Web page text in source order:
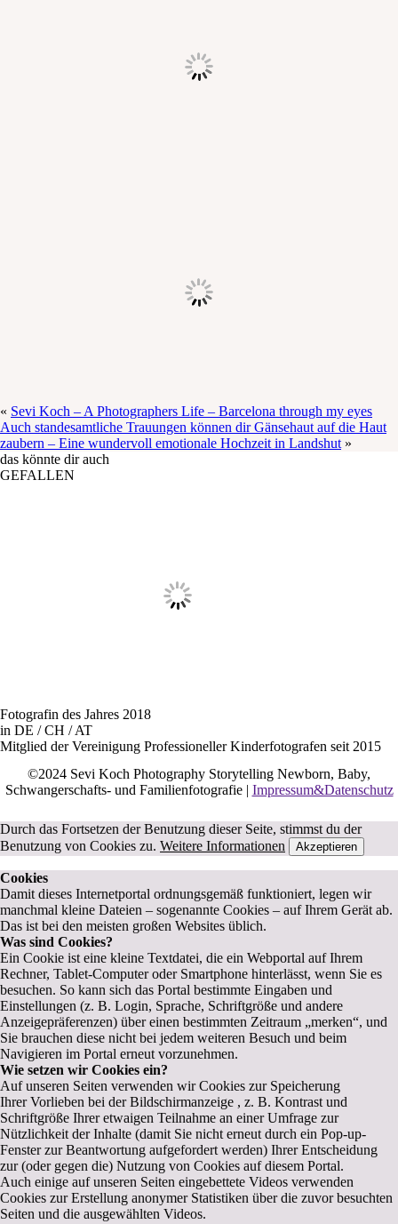
« Sevi Koch – A Photographers Life – Barcelona through my eyes
Auch standesamtliche Trauungen können dir Gänsehaut auf die Haut
zaubern – Eine wundervoll emotionale Hochzeit in Landshut »
das könnte dir auch
GEFALLEN
Fotografin des Jahres 2018
in DE / CH / AT
Mitglied der Vereinigung Professioneller Kinderfotografen seit 2015
©2024 Sevi Koch Photography Storytelling Newborn, Baby,
Schwangerschafts- und Familienfotografie | Impressum&Datenschutz
Durch das Fortsetzen der Benutzung dieser Seite, stimmst du der
Benutzung von Cookies zu. Weitere Informationen Akzeptieren
Cookies
Damit dieses Internetportal ordnungsgemäß funktioniert, legen wir
manchmal kleine Dateien – sogenannte Cookies – auf Ihrem Gerät ab.
Das ist bei den meisten großen Websites üblich.
Was sind Cookies?
Ein Cookie ist eine kleine Textdatei, die ein Webportal auf Ihrem
Rechner, Tablet-Computer oder Smartphone hinterlässt, wenn Sie es
besuchen. So kann sich das Portal bestimmte Eingaben und
Einstellungen (z. B. Login, Sprache, Schriftgröße und andere
Anzeigepräferenzen) über einen bestimmten Zeitraum „merken“, und
Sie brauchen diese nicht bei jedem weiteren Besuch und beim
Navigieren im Portal erneut vorzunehmen.
Wie setzen wir Cookies ein?
Auf unseren Seiten verwenden wir Cookies zur Speicherung
Ihrer Vorlieben bei der Bildschirmanzeige , z. B. Kontrast und
Schriftgröße Ihrer etwaigen Teilnahme an einer Umfrage zur
Nützlichkeit der Inhalte (damit Sie nicht erneut durch ein Pop-up-
Fenster zur Beantwortung aufgefordert werden) Ihrer Entscheidung
zur (oder gegen die) Nutzung von Cookies auf diesem Portal.
Auch einige auf unseren Seiten eingebettete Videos verwenden
Cookies zur Erstellung anonymer Statistiken über die zuvor besuchten
Seiten und die ausgewählten Videos.